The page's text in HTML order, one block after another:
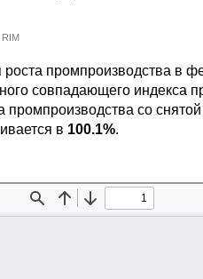
RIM
роста промпроизводства в
совпадающего индекса
промпроизводства со
в 100.1%.